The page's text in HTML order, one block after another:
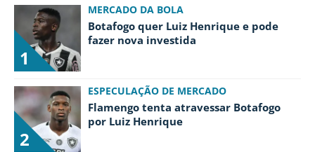
1
MERCADO DA BOLA
Botafogo quer Luiz Henrique e pode
fazer nova investida
2
ESPECULAÇÃO DE MERCADO
Flamengo tenta atravessar Botafogo
por Luiz Henrique